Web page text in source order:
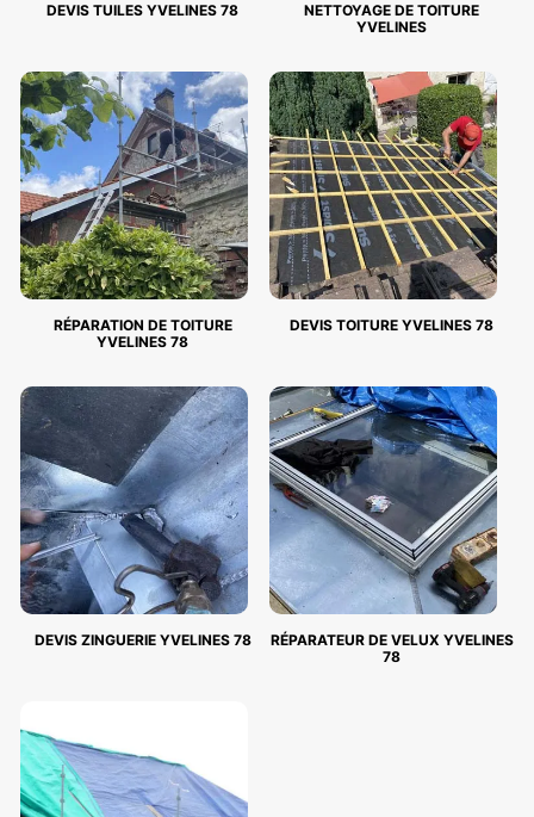
DEVIS TUILES YVELINES 78
NETTOYAGE DE TOITURE
YVELINES
RÉPARATION DE TOITURE
YVELINES 78
DEVIS TOITURE YVELINES 78
DEVIS ZINGUERIE YVELINES 78
RÉPARATEUR DE VELUX YVELINES
78